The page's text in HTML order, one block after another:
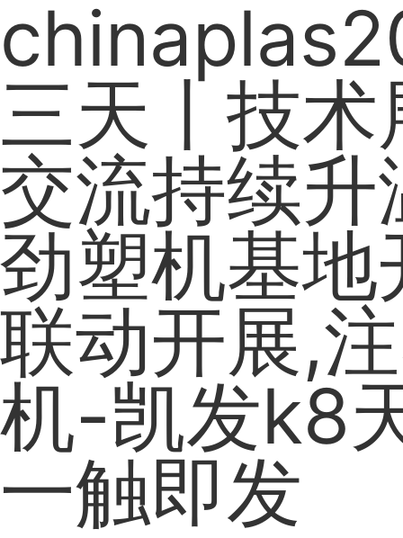
三天丨技术
交流持续升
劲塑机基地
联动开展,
机-凯发k8
一触即发